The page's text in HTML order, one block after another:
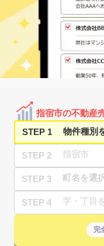
指宿市の不動産
STEP 1
STEP 2
STEP 3
STEP 4
完